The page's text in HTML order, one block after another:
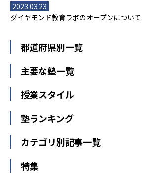
2023.03.23
ダイヤモンド教育ラボのオープンについて
都道府県別一覧
北海道・東北
山形県
福島県
関東
東京都
神奈川県
栃木県
群馬県
新潟県
主要な塾一覧
【掲載塾一覧を見る】
東京個別指導学院
明光義塾
個別教室のトライ
授業スタイル
個別指導
オンライン指導
塾ランキング
中学受験ランキング
カテゴリ別記事一覧
中学受験
特集